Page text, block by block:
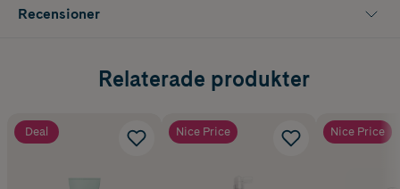
Recensioner
Relaterade produkter
Deal Nice Price Nice Price